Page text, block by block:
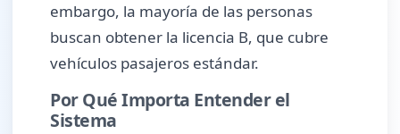
embargo, la mayoría de las personas
buscan obtener la licencia B, que cubre
vehículos pasajeros estándar.
Por Qué Importa Entender el
Sistema